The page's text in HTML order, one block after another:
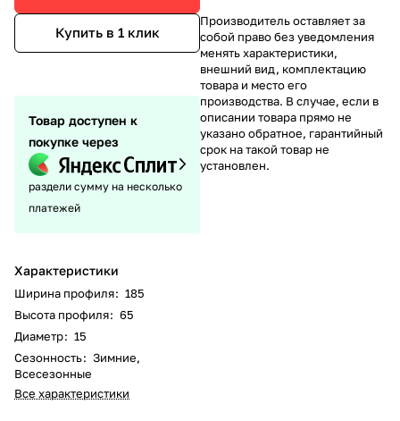
Купить в 1 клик
Товар доступен к
покупке через
раздели сумму на несколько
платежей
Характеристики
Ширина профиля: 185
Высота профиля: 65
Диаметр: 15
Сезонность: Зимние,
Всесезонные
Все характеристики
Производитель оставляет за
собой право без уведомления
менять характеристики,
внешний вид, комплектацию
товара и место его
производства. В случае, если в
описании товара прямо не
указано обратное, гарантийный
срок на такой товар не
установлен.